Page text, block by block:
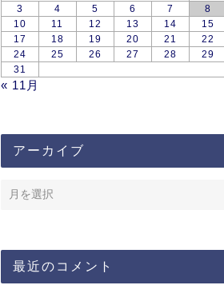
3
4 5 6 7 8
10
11 12 13 14 15
17
18 19 20 21 22
24
25 26 27 28 29
31
« 11月
アーカイブ
最近のコメント